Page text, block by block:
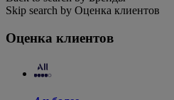
Skip search by Оценка клиентов
Оценка клиентов